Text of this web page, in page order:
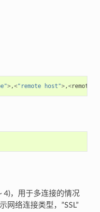
>,<"remote host">,<remote
4)，用于多连接的情况
网络连接类型，”SSL”